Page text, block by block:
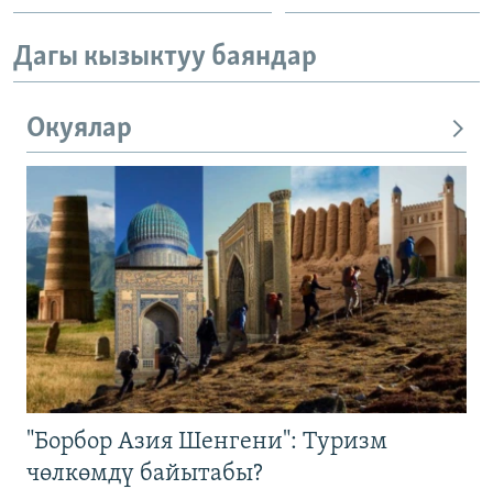
Дагы кызыктуу баяндар
Окуялар
"Борбор Азия Шенгени": Туризм
чөлкөмдү байытабы?